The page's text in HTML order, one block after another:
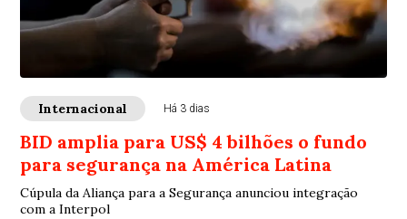
Internacional Há 3 dias
BID amplia para US$ 4 bilhões o fundo
para segurança na América Latina
Cúpula da Aliança para a Segurança anunciou integração
com a Interpol